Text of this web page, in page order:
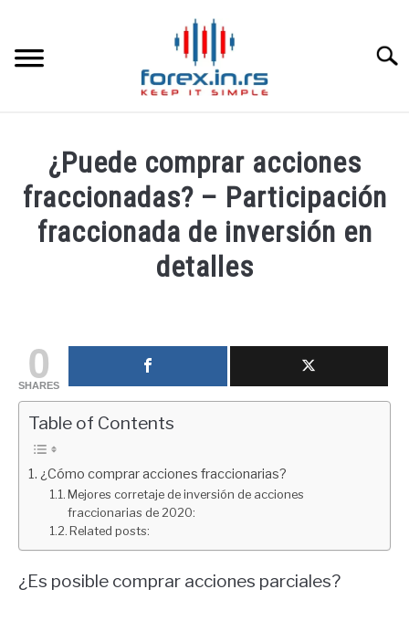
content
HOME ESPAÑOLA
LOS MEJORES CORREDORES DE DIVISAS
CONTACT
¿Puede comprar acciones
fraccionadas? – Participación
fraccionada de inversión en
detalles
in
Educación
financiera
0
SHARES
Table of Contents
¿Cómo comprar acciones fraccionarias?
Mejores corretaje de inversión de acciones
fraccionarias de 2020:
Related posts:
¿Es posible comprar acciones parciales?